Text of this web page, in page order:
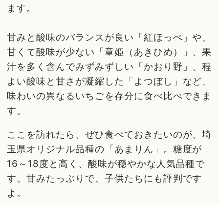
ます。
甘みと酸味のバランスが良い「紅ほっぺ」や、
甘くて酸味が少ない「章姫（あきひめ）」、果
汁を多く含んでみずみずしい「かおり野」、程
よい酸味と甘さが凝縮した「よつぼし」など、
味わいの異なるいちごを存分に食べ比べできま
す。
ここを訪れたら、ぜひ食べておきたいのが、埼
玉県オリジナル品種の「あまりん」。糖度が
16～18度と高く、酸味が穏やかな人気品種で
す。甘みたっぷりで、子供たちにも評判です
よ。